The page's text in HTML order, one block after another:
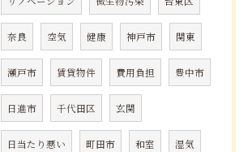
奈良 空気 健康 神戸市 関東
瀬戸市 賃貸物件 費用負担 豊中市
日進市 千代田区 玄関
日当たり悪い 町田市 和室 湿気